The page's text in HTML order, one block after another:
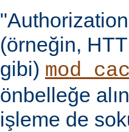
(örneğin,
gibi)
önbelleğe
işleme de